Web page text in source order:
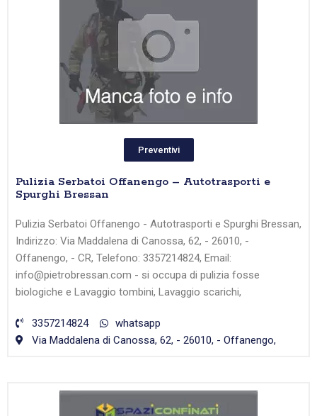
Preventivi
Pulizia Serbatoi Offanengo – Autotrasporti e
Spurghi Bressan
Pulizia Serbatoi Offanengo - Autotrasporti e Spurghi Bressan,
Indirizzo: Via Maddalena di Canossa, 62, - 26010, -
Offanengo, - CR, Telefono: 3357214824, Email:
info@pietrobressan.com - si occupa di pulizia fosse
biologiche e Lavaggio tombini, Lavaggio scarichi,
3357214824
whatsapp
Via Maddalena di Canossa, 62, - 26010, - Offanengo,